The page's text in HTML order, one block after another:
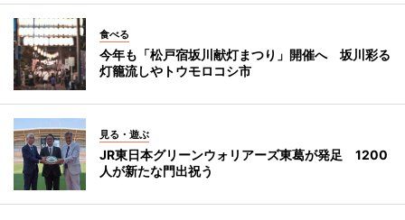
食べる
今年も「松戸宿坂川献灯まつり」開催へ 坂川彩る
灯籠流しやトウモロコシ市
見る・遊ぶ
JR東日本グリーンウォリアーズ東葛が発足 1200
人が新たな門出祝う